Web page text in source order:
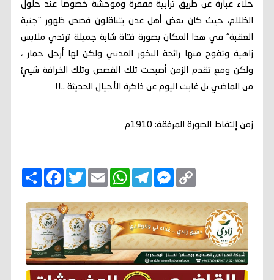
خلاء عبارة عن طريق ترابية مقفرة وموحشة خصوصاً عند حلول
الظلام، حيث كان بعض أهل عدن يتناقلون قصص ظهور "جنية
العقبة" في هذا المكان بصورة فتاة شابة جميلة ترتدي ملابس
زاهية وتفوح منها رائحة البخور العدني ولكن لها أرجل حمار ،
ولكن ومع تقدم الزمن أصبحت تلك القصص وتلك الخرافة شيئٍ
من الماضي بل غابت اليوم عن ذاكرة الأجيال الحديثة ..!!
زمن إلتقاط الصورة المرفقة: 1910م
ا
ن
ر
F
a
e
b
o
o
k
T
w
t
t
e
r
E
m
i
l
W
h
t
s
A
p
p
T
e
e
g
r
a
m
M
e
s
e
n
g
e
r
C
o
y
L
i
n
k